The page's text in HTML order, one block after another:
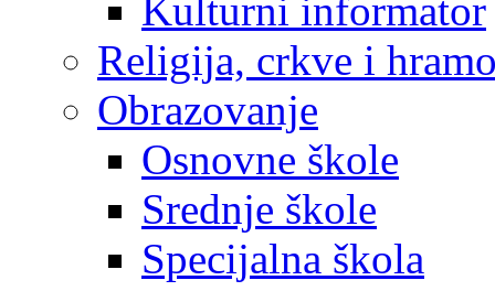
Kulturni informator
Religija, crkve i
Obrazovanje
Osnovne škole
Srednje škole
Specijalna škola